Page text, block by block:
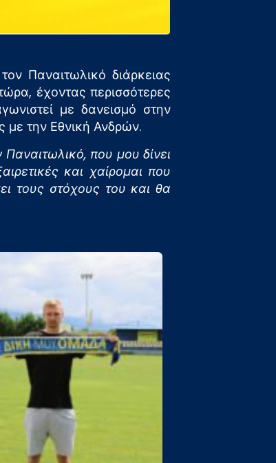
Παναιτωλικό διάρκειας
έχοντας περισσότερες
με δανεισμό στην
με την Εθνική Ανδρών.
που μου δίνει
και χαίρομαι που
τους στόχους του και θα